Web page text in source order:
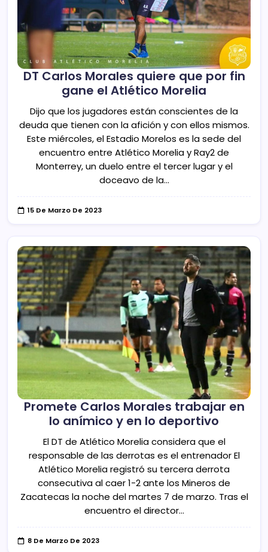
DT Carlos Morales quiere que por fin
gane el Atlético Morelia
Dijo que los jugadores están conscientes de la
deuda que tienen con la afición y con ellos mismos.
Este miércoles, el Estadio Morelos es la sede del
encuentro entre Atlético Morelia y Ray2 de
Monterrey, un duelo entre el tercer lugar y el
doceavo de la…
15 De Marzo De 2023
Promete Carlos Morales trabajar en
lo anímico y en lo deportivo
El DT de Atlético Morelia considera que el
responsable de las derrotas es el entrenador El
Atlético Morelia registró su tercera derrota
consecutiva al caer 1-2 ante los Mineros de
Zacatecas la noche del martes 7 de marzo. Tras el
encuentro el director…
8 De Marzo De 2023